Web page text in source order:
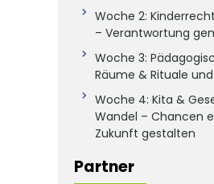
Woche 2:
– Verantwortung
Woche 3:
Räume & Rituale
Woche 4: Kita &
Wandel – Chancen
Zukunft gestalten
Partner